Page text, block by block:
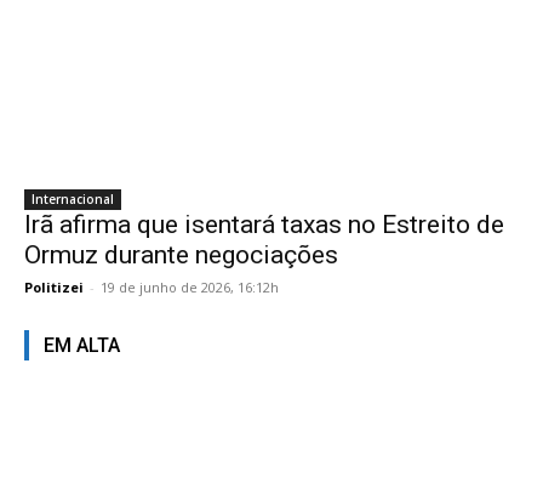
Internacional
Irã afirma que isentará taxas no Estreito de
Ormuz durante negociações
Politizei - 19 de junho de 2026, 16:12h
EM ALTA